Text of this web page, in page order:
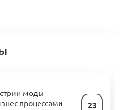
моды
процессами
23